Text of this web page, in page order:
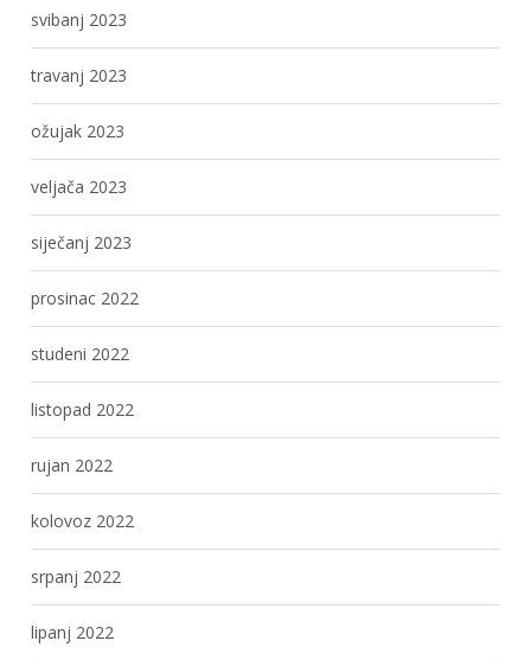
svibanj 2023
travanj 2023
ožujak 2023
veljača 2023
siječanj 2023
prosinac 2022
studeni 2022
listopad 2022
rujan 2022
kolovoz 2022
srpanj 2022
lipanj 2022